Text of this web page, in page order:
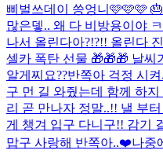
삐벌쓰데이 씅엉니🩷🩷🩷
많은뎋.. 왜 다 비방용이야
나서 올린다아?!?!! 올린다
셀카 폭탄 선물 🎁🎁🎁 날씨
알게찌요??반쪽아 걱정 시
구 먼 길 와줬는데 함께 하
리 곧 만나자 정말..!! 낼 부
게 챙겨 입구 다니구!! 감기
맙구 사랑해 반쪽아..❤️나중